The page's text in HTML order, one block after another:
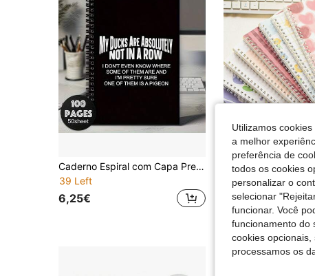
Caderno Espiral com Capa Preta Estilo Boémio e Linhas Horizontais, Impresso com "My Ducks Are Definitely Not In A Row", Adequado para Planeamento Pessoal e Registo de Vida, Presente Ideal para Amigos, Família ou Entes Queridos, Material Escolar
39 Left
6,25€
8 Left
10,24€
Utilizamos
a melhor
preferência de
todos os cookies
personalizar o
selecionar
funcionar. Você
funcionamento do
cookies
processamos os